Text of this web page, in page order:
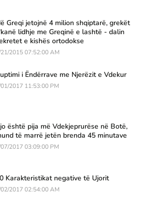
Greqi jetojnë 4 milion shqiptarë, grekët
lidhje me Greqinë e lashtë - dalin
e kishës ortodokse
2015 07:52:00 AM
i Ëndërrave me Njerëzit e Vdekur
2017 11:53:00 PM
është pija më Vdekjeprurëse në Botë,
të marrë jetën brenda 45 minutave
2017 03:09:00 PM
Karakteristikat negative të Ujorit
2017 02:54:00 AM